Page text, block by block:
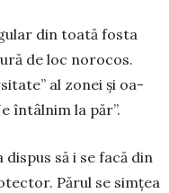
din toată fosta
de loc norocos.
al zonei și oa­
întâlnim la păr”.
să i se facă din
Părul se simțea